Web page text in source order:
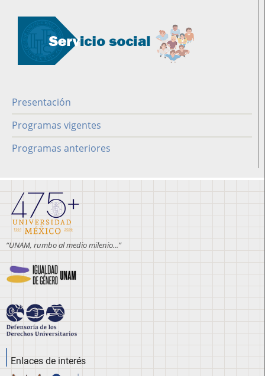
Servicio
social
Presentación
Programas vigentes
Programas anteriores
“UNAM, rumbo al medio milenio...”
Enlaces de interés